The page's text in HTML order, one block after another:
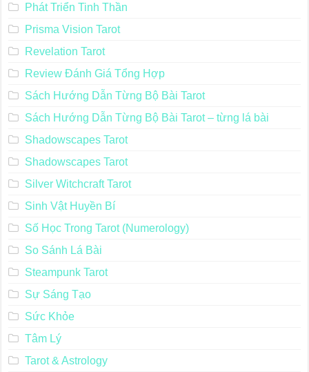
Phát Triển Tinh Thần
Prisma Vision Tarot
Revelation Tarot
Review Đánh Giá Tổng Hợp
Sách Hướng Dẫn Từng Bộ Bài Tarot
Sách Hướng Dẫn Từng Bộ Bài Tarot – từng lá bài
Shadowscapes Tarot
Shadowscapes Tarot
Silver Witchcraft Tarot
Sinh Vật Huyền Bí
Số Học Trong Tarot (Numerology)
So Sánh Lá Bài
Steampunk Tarot
Sự Sáng Tạo
Sức Khỏe
Tâm Lý
Tarot & Astrology